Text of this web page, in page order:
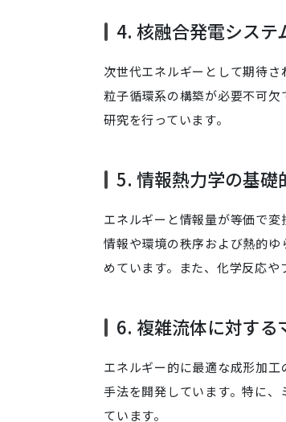
4. 核融合発電システ
次世代エネルギーとして期待さ
粒子循環系の構築が必要不可
研究を行っています。
5. 情報熱力学の基礎
エネルギーと情報量が等価で変
情報や環境の秩序および熱的
めています。また、化学反応や
6. 複雑流体に対す
エネルギー的に最適な成形加
手法を開発しています。特に
ています。